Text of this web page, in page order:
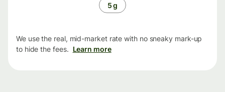
5 g
We use the real, mid-market rate with no sneaky mark-up
to hide the fees. Learn more